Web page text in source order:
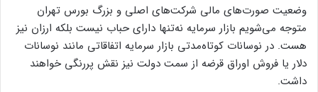
وضعیت صورت‌های مالی شرکت‌های اصلی و بزرگ بورس تهران
متوجه می‌شویم بازار سرمایه نه‌تنها دارای حباب نیست بلکه ارزان نیز
هست. در نوسانات کوتاه‌مدتی بازار سرمایه اتفاقاتی مانند نوسانات
دلار یا فروش اوراق قرضه از سمت دولت نیز نقش پررنگی خواهند
داشت.